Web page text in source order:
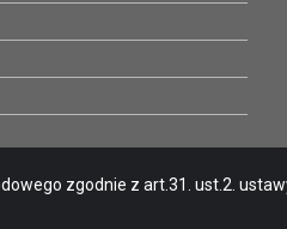
zgodnie z art.31. ust.2.